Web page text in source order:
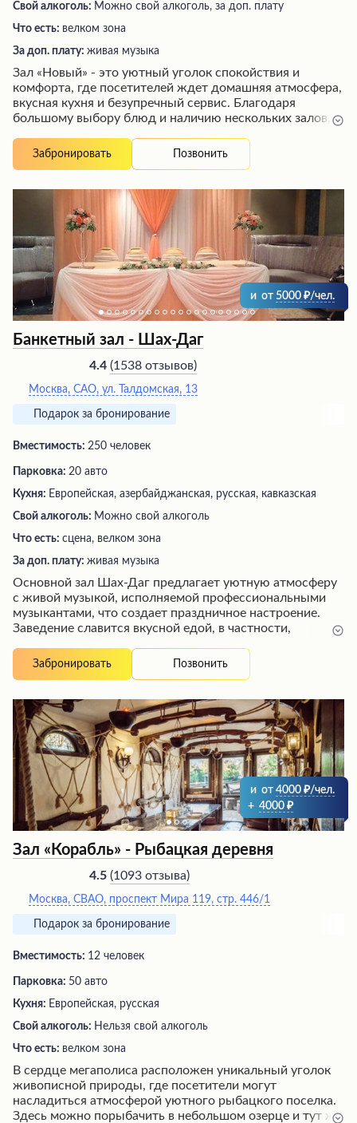
Свой алкоголь: Можно свой алкоголь, за доп. плату
Что есть: велком зона
За доп. плату: живая музыка
Зал «Новый» - это уютный уголок спокойствия и
комфорта, где посетителей ждет домашняя атмосфера,
вкусная кухня и безупречный сервис. Благодаря
большому выбору блюд и наличию нескольких залов,
случая - будь то семейный праздник, деловая встреча у
камина или просто спокойный отдых.
позаботится о том, чтобы каждый гость остался
полностью удовлетворен высоким качеством
обслуживания и кулинарным мастерством поваров.
Забронировать Позвонить
и от 5000 /чел.
Банкетный зал - Шах-Даг
4.4 (1538 отзывов)
Москва, САО, ул. Талдомская, 13
Подарок за бронирование
Вместимость: 250 человек
Парковка: 20 авто
Кухня: Европейская, азербайджанская, русская, кавказская
Свой алкоголь: Можно свой алкоголь
Что есть: сцена, велком зона
За доп. плату: живая музыка
Основной зал Шах-Даг предлагает уютную атмосферу
с живой музыкой, исполняемой профессиональными
музыкантами, что создает праздничное настроение.
Заведение славится вкусной едой, в частности,
обслуживанием внимательных официантов, таких как
Карина, которая работает с улыбкой и заботой о гостях.
располагающей к приятному времяпрепровождению и
полноценному отдыху.
Забронировать Позвонить
и от 4000
/чел.
+ 4000
Зал «Корабль» - Рыбацкая деревня
4.5 (1093 отзыва)
Москва, СВАО, проспект Мира 119, стр. 446/1
Подарок за бронирование
Вместимость: 12 человек
Парковка: 50 авто
Кухня: Европейская, русская
Свой алкоголь: Нельзя свой алкоголь
Что есть: велком зона
В сердце мегаполиса расположен уникальный уголок
живописной природы, где посетители могут
насладиться атмосферой уютного рыбацкого поселка.
Здесь можно порыбачить в небольшом озерце и тут же